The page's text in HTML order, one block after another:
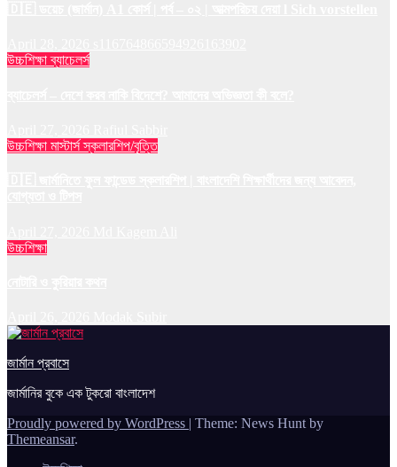
উচ্চশিক্ষাব্যাচেলর্স
উচ্চশিক্ষা মাস্টার্সস্কলারশিপ/বৃত্তি
উচ্চশিক্ষা
জার্মান প্রবাসে
জার্মানির বুকে এক টুকরো বাংলাদেশ
Proudly powered by WordPress | Theme: News Hunt by
Themeansar.